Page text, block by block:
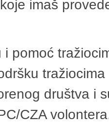
imaš
pomoć
društva i
CZA